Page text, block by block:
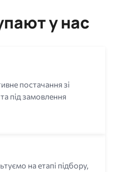
у нас
постачання зі
під замовлення
на етапі підбору,